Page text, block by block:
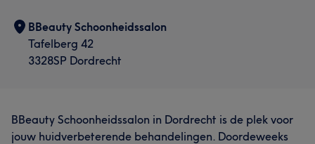
BBeauty Schoonheidssalon
Tafelberg 42
3328SP Dordrecht
BBeauty Schoonheidssalon in Dordrecht is de plek voor
jouw huidverbeterende behandelingen. Doordeweeks